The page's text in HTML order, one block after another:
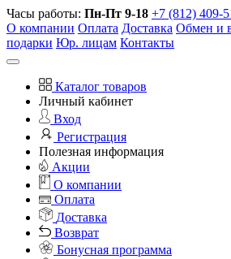
Часы работы: Пн-Пт 9-18 +7 (812) 409-
О компании Оплата Доставка Обмен и
подарки Юр. лицам Контакты
Каталог товаров
Личный кабинет
Вход
Регистрация
Полезная информация
Акции
О компании
Оплата
Доставка
Возврат
Бонусная программа